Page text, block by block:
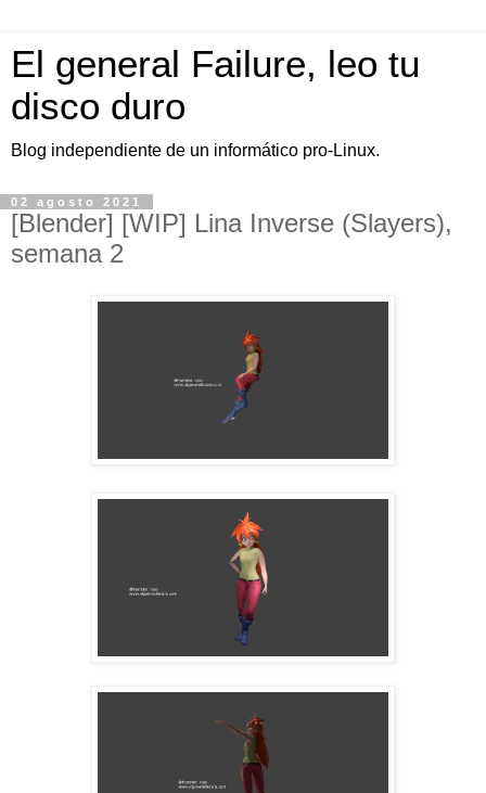
El general Failure, leo tu
disco duro
Blog independiente de un informático pro-Linux.
02 agosto 2021
[Blender] [WIP] Lina Inverse (Slayers),
semana 2